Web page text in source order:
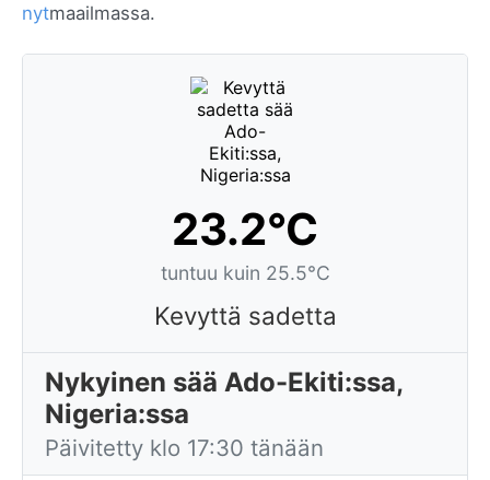
nytmaailmassa.
23.2°C
tuntuu kuin 25.5°C
Kevyttä sadetta
Nykyinen sää Ado-Ekiti:ssa,
Nigeria:ssa
Päivitetty klo 17:30 tänään